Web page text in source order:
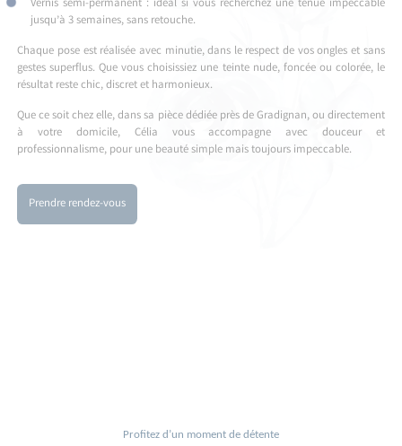
Vernis semi-permanent : idéal si vous recherchez une tenue impeccable
jusqu’à 3 semaines, sans retouche.
Chaque pose est réalisée avec minutie, dans le respect de vos ongles et sans
gestes superflus. Que vous choisissiez une teinte nude, foncée ou colorée, le
résultat reste chic, discret et harmonieux.
Que ce soit chez elle, dans sa pièce dédiée près de Gradignan, ou directement
à votre domicile, Célia vous accompagne avec douceur et
professionnalisme, pour une beauté simple mais toujours impeccable.
Prendre rendez-vous
Profitez d’un moment de détente